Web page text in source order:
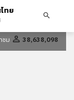
ทย
ชม 38,638,098